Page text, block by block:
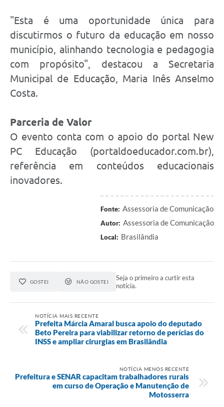
"Esta é uma oportunidade única para
discutirmos o futuro da educação em nosso
município, alinhando tecnologia e pedagogia
com propósito", destacou a Secretaria
Municipal de Educação, Maria Inês Anselmo
Costa.
Parceria de Valor
O evento conta com o apoio do portal New
PC Educação (portaldoeducador.com.br),
referência em conteúdos educacionais
inovadores.
Fonte: Assessoria de Comunicação
Autor: Assessoria de Comunicação
Local: Brasilândia
GOSTEI NÃO GOSTEI
Seja o primeiro a curtir esta
notícia.
NOTÍCIA MAIS RECENTE
Prefeita Márcia Amaral busca apoio do deputado
Beto Pereira para viabilizar retorno de perícias do
INSS e ampliar cirurgias em Brasilândia
NOTÍCIA MENOS RECENTE
Prefeitura e SENAR capacitam trabalhadores rurais
em curso de Operação e Manutenção de
Motosserra